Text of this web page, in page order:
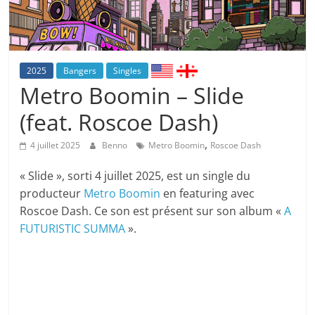
2025 Bangers Singles
Metro Boomin – Slide
(feat. Roscoe Dash)
4 juillet 2025 Benno Metro Boomin, Roscoe Dash
« Slide », sorti 4 juillet 2025, est un single du
producteur Metro Boomin en featuring avec
Roscoe Dash. Ce son est présent sur son album «A
FUTURISTIC SUMMA».